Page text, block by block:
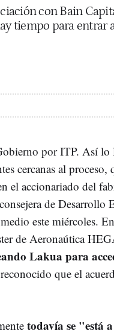
con Bain
tiempo para entrar
por ITP. Así lo
cercanas al proceso,
el accionariado del
de Desarrollo
este miércoles.
de Aeronaútica
Lakua para
que el
todavía se "está